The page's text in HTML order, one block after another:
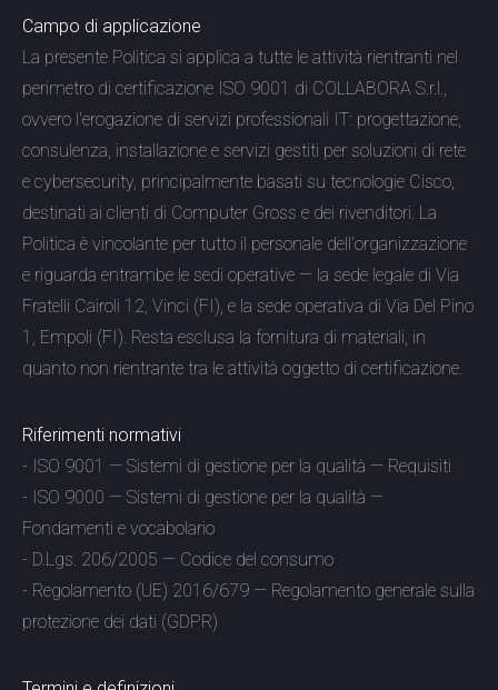
Campo di applicazione
La presente Politica si applica a tutte le attività rientranti nel
perimetro di certificazione ISO 9001 di COLLABORA S.r.l.,
ovvero l'erogazione di servizi professionali IT: progettazione,
consulenza, installazione e servizi gestiti per soluzioni di rete
e cybersecurity, principalmente basati su tecnologie Cisco,
destinati ai clienti di Computer Gross e dei rivenditori. La
Politica è vincolante per tutto il personale dell'organizzazione
e riguarda entrambe le sedi operative — la sede legale di Via
Fratelli Cairoli 12, Vinci (FI), e la sede operativa di Via Del Pino
1, Empoli (FI). Resta esclusa la fornitura di materiali, in
quanto non rientrante tra le attività oggetto di certificazione.
Riferimenti normativi
- ISO 9001 — Sistemi di gestione per la qualità — Requisiti
- ISO 9000 — Sistemi di gestione per la qualità —
Fondamenti e vocabolario
- D.Lgs. 206/2005 — Codice del consumo
- Regolamento (UE) 2016/679 — Regolamento generale sulla
protezione dei dati (GDPR)